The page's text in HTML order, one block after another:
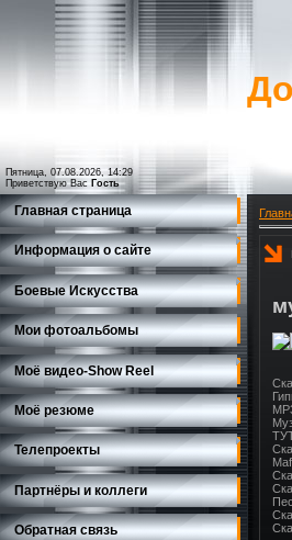
Пятница, 07.08.2026, 14:29
Приветствую Вас Гость
Главная страница
Информация о сайте
Боевые Искусства
Мои фотоальбомы
Моё видео-Show Reеl
Моё резюме
Телепроекты
Партнёры и коллеги
Обратная связь